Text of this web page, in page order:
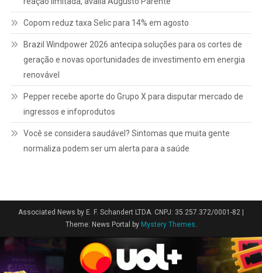
Copom reduz taxa Selic para 14% em agosto
Brazil Windpower 2026 antecipa soluções para os cortes de
geração e novas oportunidades de investimento em energia
renovável
Pepper recebe aporte do Grupo X para disputar mercado de
ingressos e infoprodutos
Você se considera saudável? Sintomas que muita gente
normaliza podem ser um alerta para a saúde
Associated News by E. F. Schandert LTDA. CNPJ: 35.257.372/0001-82 |
Theme: News Portal by Mystery Themes